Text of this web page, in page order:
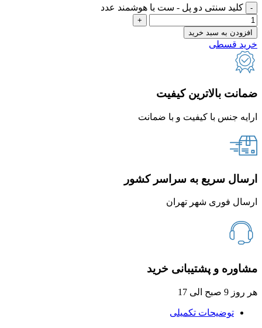
کلید سنتی دو پل - ست با هوشمند عدد
افزودن به سبد خرید
خرید قسطی
ضمانت بالاترین کیفیت
ارایه جنس با کیفیت و با ضمانت
ارسال سریع به سراسر کشور
ارسال فوری شهر تهران
مشاوره و پشتیبانی خرید
هر روز 9 صبح الی 17
توضیحات تکمیلی